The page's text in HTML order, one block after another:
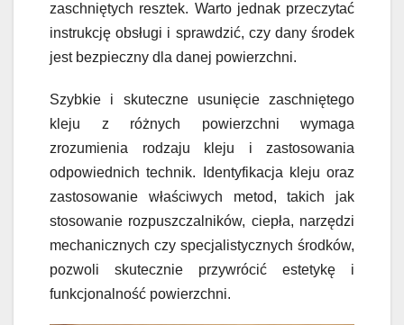
zaschniętych resztek. Warto jednak przeczytać
instrukcję obsługi i sprawdzić, czy dany środek
jest bezpieczny dla danej powierzchni.
Szybkie i skuteczne usunięcie zaschniętego
kleju z różnych powierzchni wymaga
zrozumienia rodzaju kleju i zastosowania
odpowiednich technik. Identyfikacja kleju oraz
zastosowanie właściwych metod, takich jak
stosowanie rozpuszczalników, ciepła, narzędzi
mechanicznych czy specjalistycznych środków,
pozwoli skutecznie przywrócić estetykę i
funkcjonalność powierzchni.